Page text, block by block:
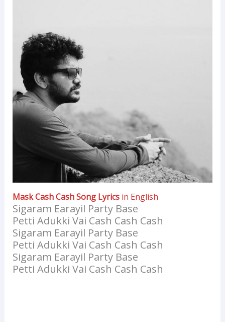
Mask Cash Cash Song Lyricsin English
Sigaram Earayil Party Base
Petti Adukki Vai Cash Cash Cash
Sigaram Earayil Party Base
Petti Adukki Vai Cash Cash Cash
Sigaram Earayil Party Base
Petti Adukki Vai Cash Cash Cash